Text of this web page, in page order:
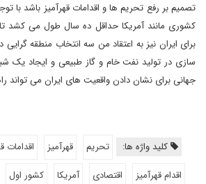
تصمیم بر رفع تحریم ها و اقدامات قهرآمیز باشد با
کشوری مانند آمریکا حداقل ده سال طول می کشد
برای ایران نیز به اعتقاد من سه انتخاب منطقه
سازی در تولید نفت خام و گاز طبیعی و ایجاد یک
جهانی برای نشان دادن واقعیت های ایران می تواند
کلید واژه ها: تحریم قهرآمیز
اقدامات
اقدام قهرآمیز
اقتصادی آمریکا کشور اول